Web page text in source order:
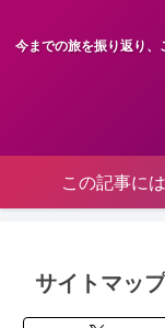
今までの旅を振り返り、
この記事に
サイトマップ